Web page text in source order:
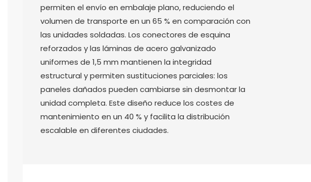
permiten el envío en embalaje plano, reduciendo el
volumen de transporte en un 65 % en comparación con
las unidades soldadas. Los conectores de esquina
reforzados y las láminas de acero galvanizado
uniformes de 1,5 mm mantienen la integridad
estructural y permiten sustituciones parciales: los
paneles dañados pueden cambiarse sin desmontar la
unidad completa. Este diseño reduce los costes de
mantenimiento en un 40 % y facilita la distribución
escalable en diferentes ciudades.